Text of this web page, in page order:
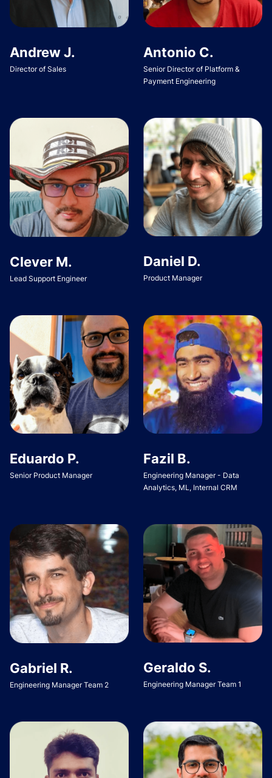
Andrew J.
Director of Sales
Antonio C.
Senior Director of Platform &
Payment Engineering
Clever M.
Lead Support Engineer
Daniel D.
Product Manager
Eduardo P.
Senior Product Manager
Fazil B.
Engineering Manager - Data
Analytics, ML, Internal CRM
Gabriel R.
Engineering Manager Team 2
Geraldo S.
Engineering Manager Team 1